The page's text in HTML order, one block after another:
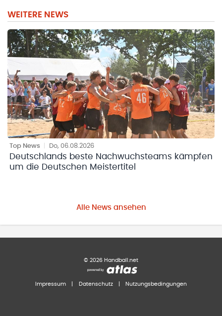
WEITERE NEWS
Top News Do, 06.08.2026
Deutschlands beste Nachwuchsteams kämpfen
um die Deutschen Meistertitel
Alle News ansehen
© 2026 Handball.net
Impressum Datenschutz Nutzungsbedingungen